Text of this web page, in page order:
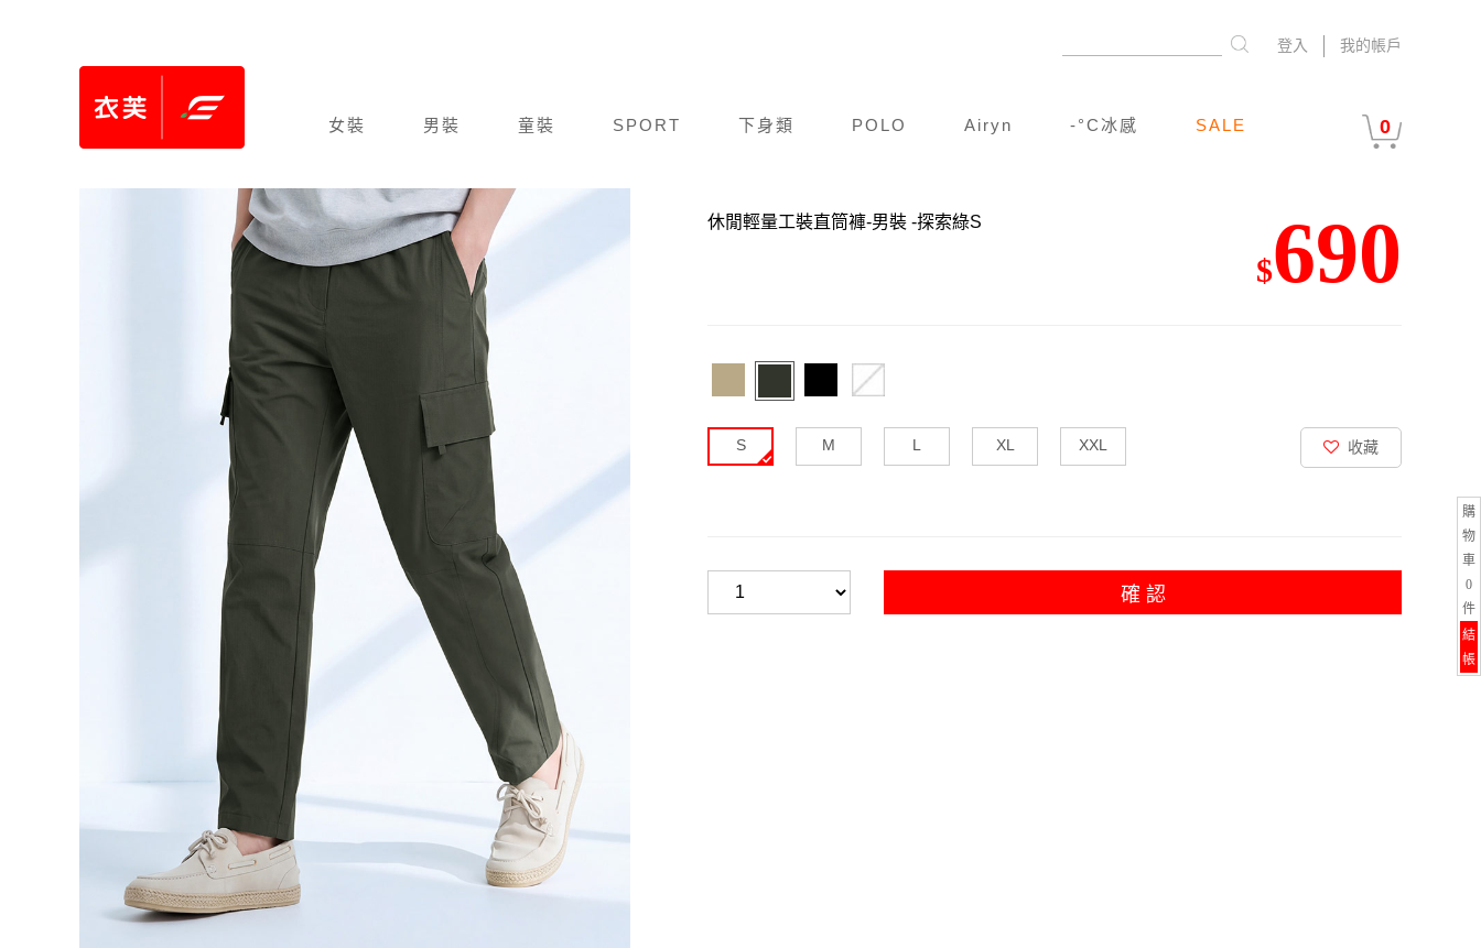
我的帳戶
登入
女裝 男裝 童裝 SPORT 下身類 POLO Airyn -°C冰感 SALE 0
購
物
車
0
件
結
帳
休閒輕量工裝直筒褲-男裝 -探索綠S
$690
S M L XL XXL 收藏
確 認